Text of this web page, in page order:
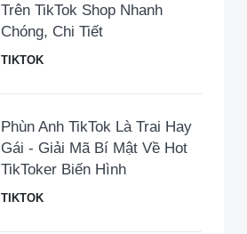
Trên TikTok Shop Nhanh
Chóng, Chi Tiết
TIKTOK
Phùn Anh TikTok Là Trai Hay
Gái - Giải Mã Bí Mật Về Hot
TikToker Biến Hình
TIKTOK